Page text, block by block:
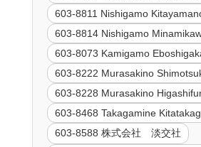
603-8811 Nishigamo
603-8814 Nishigamo
603-8073 Kamigamo
603-8222 Murasakino
603-8228 Murasakino
603-8468 Takagamine
603-8588 株式会社 淡交社